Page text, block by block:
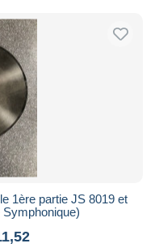
1ère partie JS 8019 et